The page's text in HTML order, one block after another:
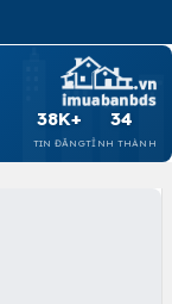
38K+
TIN ĐĂNG
34
TỈNH THÀNH